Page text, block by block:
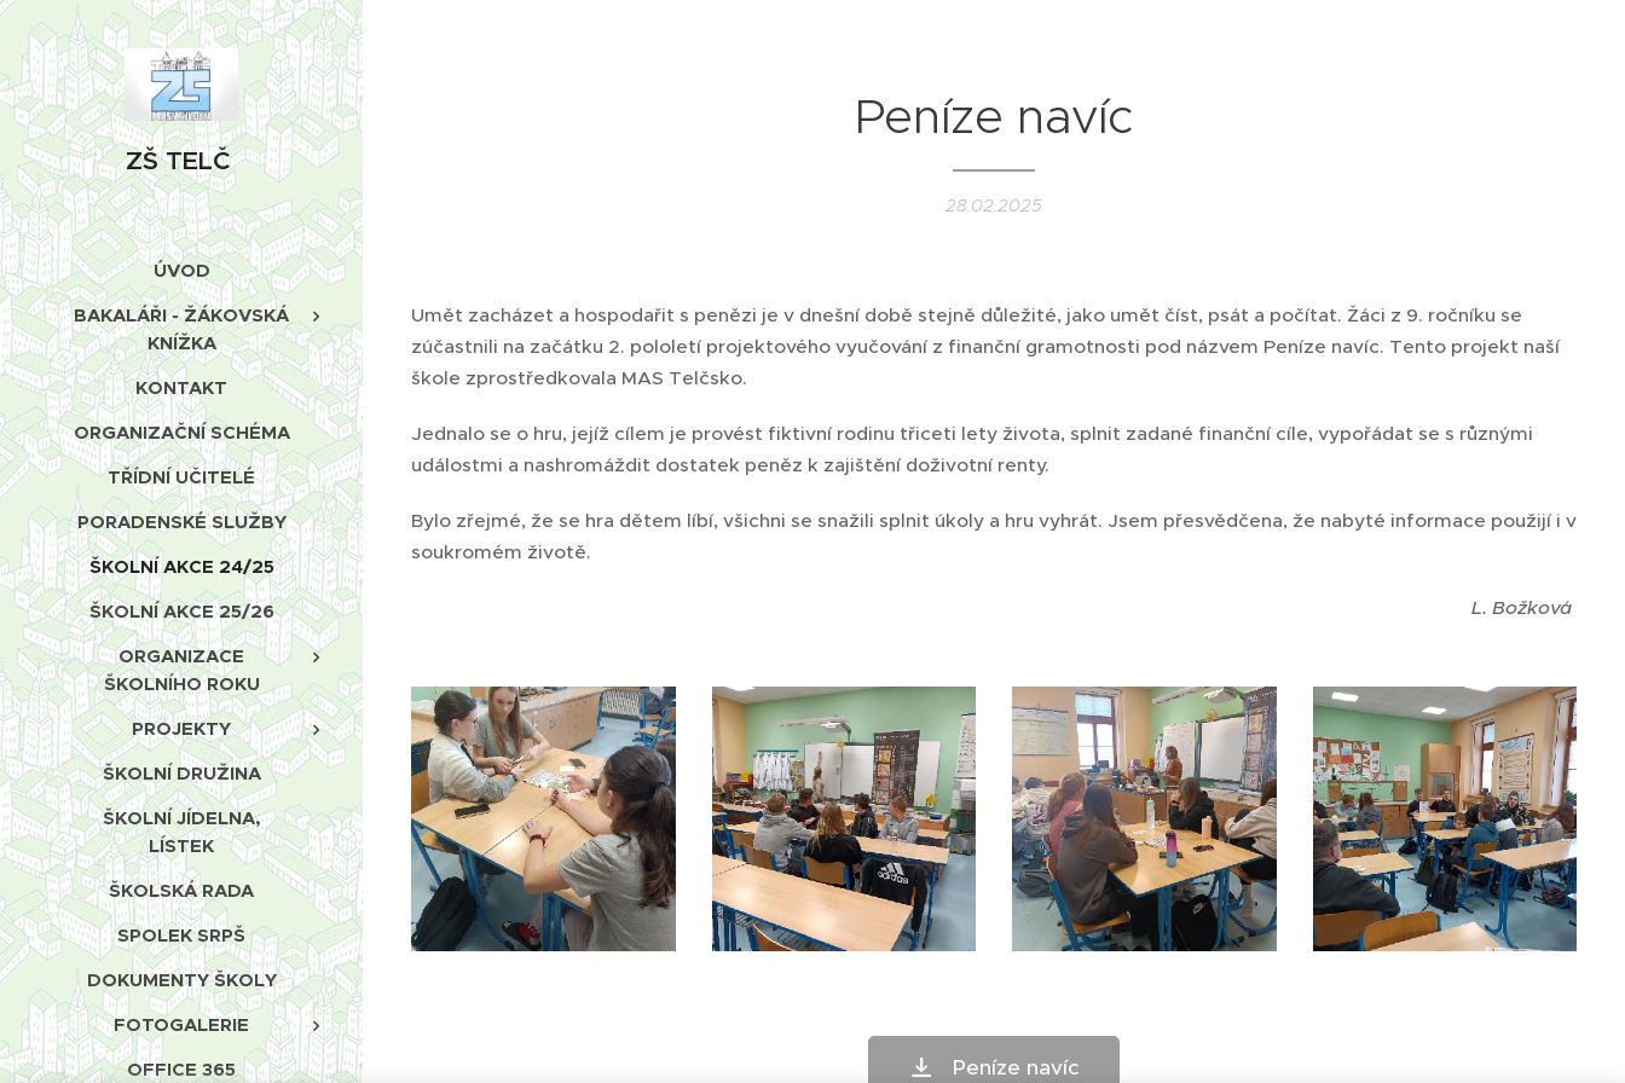
ZŠ TELČ
ÚVOD
BAKALÁŘI - ŽÁKOVSKÁ
KNÍŽKA
KONTAKT
ORGANIZAČNÍ SCHÉMA
TŘÍDNÍ UČITELÉ
PORADENSKÉ SLUŽBY
ŠKOLNÍ AKCE 24/25
ŠKOLNÍ AKCE 25/26
ORGANIZACE
ŠKOLNÍHO ROKU
PROJEKTY
ŠKOLNÍ DRUŽINA
ŠKOLNÍ JÍDELNA,
LÍSTEK
ŠKOLSKÁ RADA
SPOLEK SRPŠ
DOKUMENTY ŠKOLY
FOTOGALERIE
OFFICE 365
Peníze navíc
28.02.2025
Umět zacházet a hospodařit s penězi je v dnešní době stejně důležité, jako umět číst, psát a počítat. Žáci z 9. ročníku se
zúčastnili na začátku 2. pololetí projektového vyučování z finanční gramotnosti pod názvem Peníze navíc. Tento projekt naší
škole zprostředkovala MAS Telčsko.
Jednalo se o hru, jejíž cílem je provést fiktivní rodinu třiceti lety života, splnit zadané finanční cíle, vypořádat se s různými
událostmi a nashromáždit dostatek peněz k zajištění doživotní renty.
Bylo zřejmé, že se hra dětem líbí, všichni se snažili splnit úkoly a hru vyhrát. Jsem přesvědčena, že nabyté informace použijí i v
soukromém životě.
L. Božková
Peníze navíc